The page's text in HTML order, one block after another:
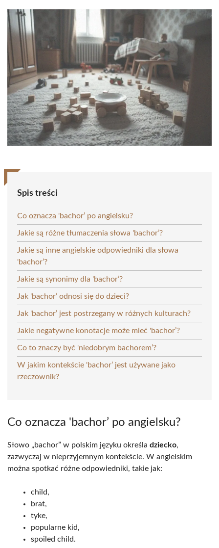
Spis treści
Co oznacza 'bachor’ po angielsku?
Jakie są różne tłumaczenia słowa 'bachor’?
Jakie są inne angielskie odpowiedniki dla słowa
'bachor’?
Jakie są synonimy dla 'bachor’?
Jak 'bachor’ odnosi się do dzieci?
Jak 'bachor’ jest postrzegany w różnych kulturach?
Jakie negatywne konotacje może mieć 'bachor’?
Co to znaczy być 'niedobrym bachorem’?
W jakim kontekście 'bachor’ jest używane jako
rzeczownik?
Co oznacza 'bachor’ po angielsku?
Słowo „bachor” w polskim języku określa dziecko,
zazwyczaj w nieprzyjemnym kontekście. W angielskim
można spotkać różne odpowiedniki, takie jak:
child,
brat,
tyke,
popularne kid,
spoiled child.